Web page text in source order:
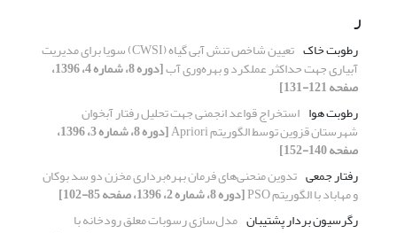
ر
رطوبت خاک تعیین شاخص تنش آبی گیاه (CWSI) سویا برای مدیریت
آبیاری جهت حداکثر عملکرد و بهره‌وری آب [دوره 8، شماره 4، 1396،
صفحه 121-131]
رطوبت هوا استخراج قواعد انجمنی جهت تحلیل رفتار آبخوان
شهرستان قزوین توسط الگوریتم Apriori [دوره 8، شماره 3، 1396،
صفحه 140-152]
رفتار جمعی تدوین منحنی‌های فرمان بهره‌برداری مخزن دو سد بوکان
و مهاباد با الگوریتم PSO
[دوره 8، شماره 2، 1396، صفحه 85-102]
رگرسیون بردار پشتیبان مدل‌سازی رسوبات معلق رودخانه با